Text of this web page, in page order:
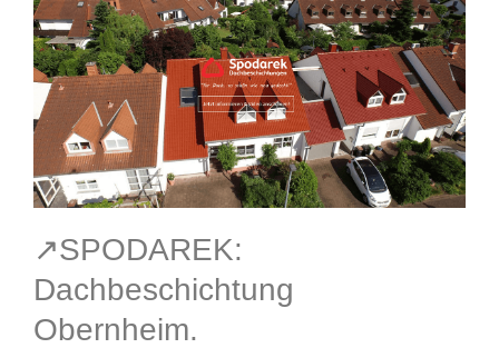
↗️SPODAREK:
Dachbeschichtung
Obernheim.